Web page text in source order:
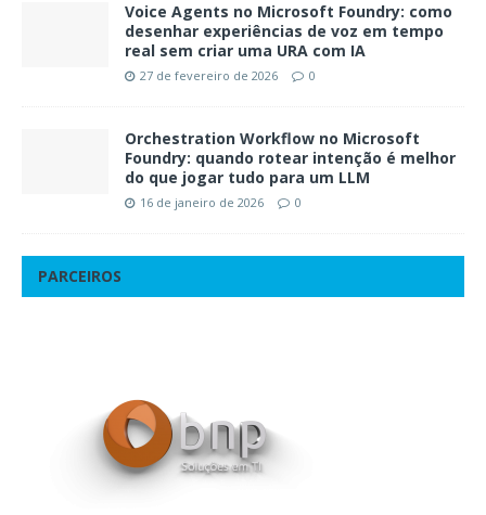
Voice Agents no Microsoft Foundry: como
desenhar experiências de voz em tempo
real sem criar uma URA com IA
27 de fevereiro de 2026 0
Orchestration Workflow no Microsoft
Foundry: quando rotear intenção é melhor
do que jogar tudo para um LLM
16 de janeiro de 2026 0
PARCEIROS